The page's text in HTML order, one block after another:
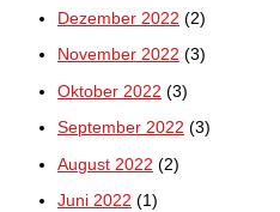
Dezember 2022 (2)
November 2022 (3)
Oktober 2022 (3)
September 2022 (3)
August 2022 (2)
Juni 2022 (1)